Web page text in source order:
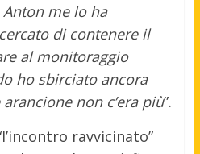
me lo ha
di contenere il
al monitoraggio
ho sbirciato ancora
non c’era più”.
ravvicinato”